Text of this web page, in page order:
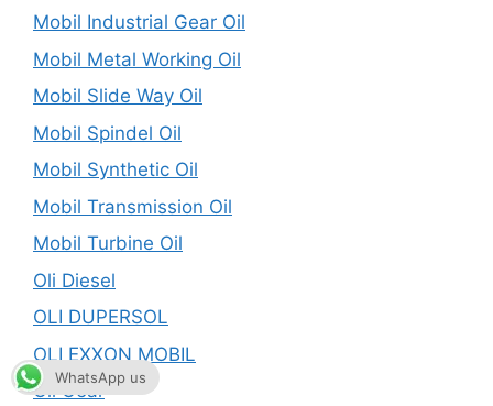
Mobil Industrial Gear Oil
Mobil Metal Working Oil
Mobil Slide Way Oil
Mobil Spindel Oil
Mobil Synthetic Oil
Mobil Transmission Oil
Mobil Turbine Oil
Oli Diesel
OLI DUPERSOL
OLI EXXON MOBIL
Oli Gear
WhatsApp us